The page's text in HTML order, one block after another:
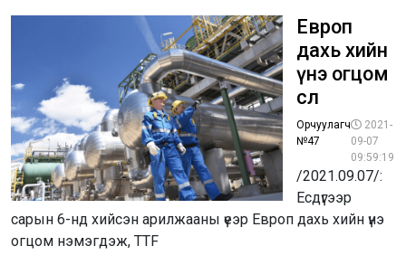
Европ
дахь хийн
үнэ огцом
өслөө
Орчуулагч
№47
2021-
09-07
09:59:19
/2021.09.07/:
Есдүгээр
сарын 6-нд хийсэн арилжааны үеэр Европ дахь хийн үнэ
огцом нэмэгдэж, TTF